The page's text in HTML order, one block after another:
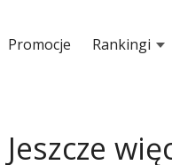
Promocje Rankingi
Jeszcze